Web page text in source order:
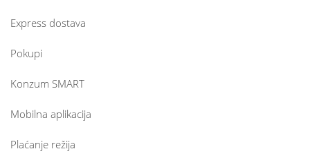
Express dostava
Pokupi
Konzum SMART
Mobilna aplikacija
Plaćanje režija